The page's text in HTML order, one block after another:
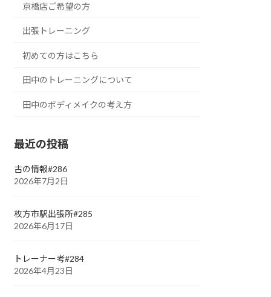
京橋店ご希望の方
出張トレーニング
初めての方はこちら
田中のトレーニングについて
田中のボディメイクの考え方
最近の投稿
古の情報#286
2026年7月2日
枚方市駅出張所#285
2026年6月17日
トレーナー考#284
2026年4月23日